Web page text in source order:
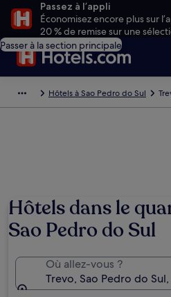
Passez à l’appli
Économisez encore plus sur
20 % de remise sur une
Passer à la section principale
Hôtels à Sao Pedro do Sul
Hôtels dans le
Sao Pedro do Sul
Où allez-vous ?
Trevo, Sao Pedro do